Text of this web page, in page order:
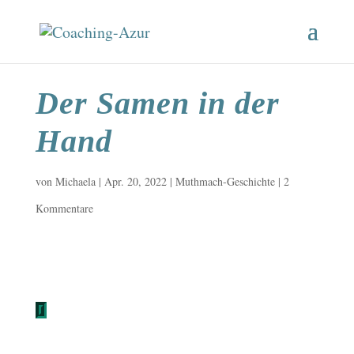
Der Samen in der
Hand
von Michaela| Apr. 20, 2022| Muthmach-Geschichte| 2
Kommentare